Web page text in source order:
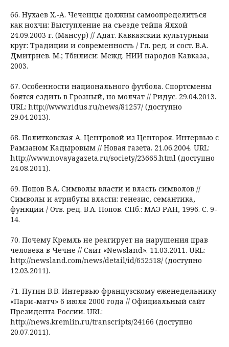
66. Нухаев Х.-А. Чеченцы должны самоопределиться
как нохчи: Выступление на съезде тейпа Ялхой
24.09.2003 г. (Мансур) // Адат. Кавказский культурный
круг: Традиции и современность / Гл. ред. и сост. В.А.
Дмитриев. М.; Тбилиси: Межд. НИИ народов Кавказа,
2003.
67. Особенности национального футбола. Спортсмены
боятся ездить в Грозный, но молчат // Ридус. 29.04.2013.
URL: http://www.ridus.ru/news/81257/ (доступно
29.04.2013).
68. Политковская А. Центровой из Центороя. Интервью с
Рамзаном Кадыровым // Новая газета. 21.06.2004. URL:
http://www.novayagazeta.ru/society/23665.html (доступно
24.08.2011).
69. Попов В.А. Символы власти и власть символов //
Символы и атрибуты власти: генезис, семантика,
функции / Отв. ред. В.А. Попов. СПб.: МАЭ РАН, 1996. С. 9-
14.
70. Почему Кремль не реагирует на нарушения прав
человека в Чечне // Сайт «Newsland». 11.03.2011. URL:
http://newsland.com/news/detail/id/652518/ (доступно
12.03.2011).
71. Путин В.В. Интервью французскому еженедельнику
«Пари-матч» 6 июля 2000 года // Официальный сайт
Президента России. URL:
http://news.kremlin.ru/transcripts/24166 (доступно
20.07.2011).